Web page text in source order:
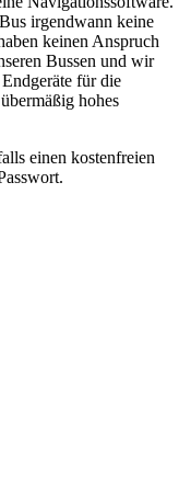
irgendwann keine
keinen Anspruch
Bussen und wir
für die
hohes
einen kostenfreien